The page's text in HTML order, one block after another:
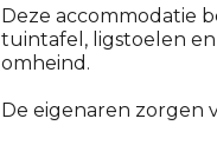
Deze accommodatie
tuintafel, ligstoelen
omheind.
De eigenaren zorgen